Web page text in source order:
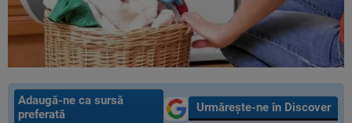
Adaugă-ne ca sursă
preferată
Urmărește-ne în Discover